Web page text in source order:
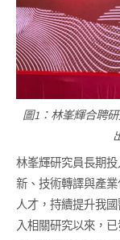
圖1：林峯輝合聘
林峯輝研究員長期
新、技術轉譯與產
人才，持續提升我
入相關研究以來，